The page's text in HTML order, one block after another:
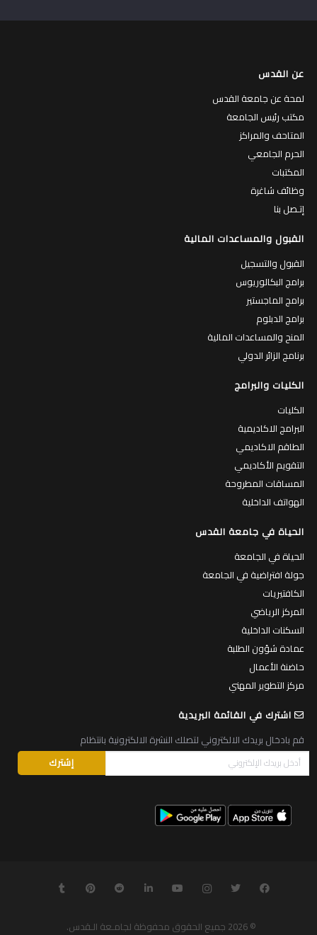
عن القدس
لمحة عن جامعة القدس
مكتب رئيس الجامعة
المتاحف والمراكز
الحرم الجامعي
المكتبات
وظائف شاغرة
إتـصل بنا
القبول والمساعدات المالية
القبول والتسجيل
برامج البكالوريوس
برامج الماجستير
برامج الدبلوم
المنح والمساعدات المالية
برنامج الزائر الدولي
الكليات والبرامج
الكليات
البرامج الاكاديمية
الطاقم الاكاديمي
التقويم الأكاديمي
المساقات المطروحة
الهواتف الداخلية
الحياة في جامعة القدس
الحياة في الجامعة
جولة افتراضية في الجامعة
الكافتيريات
المركز الرياضي
السكنات الداخلية
عمادة شؤون الطلبة
حاضنة الأعمال
مركز التطوير المهني
اشترك في القائمة البريدية
قم بادخال بريدك الالكتروني لتصلك النشرة الالكترونية بانتظام
© 2026 جميع الحقوق محفوظة لجامـعة الـقدس.